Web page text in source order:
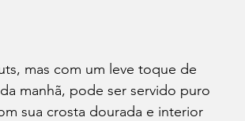
mas com um leve toque de
manhã, pode ser servido puro
sua crosta dourada e interior